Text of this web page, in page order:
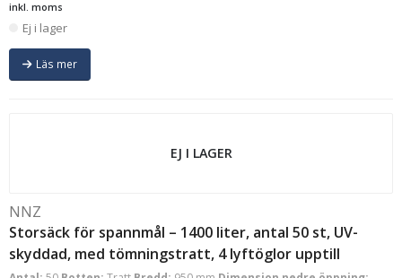
inkl. moms
Ej i lager
Läs mer
EJ I LAGER
NNZ
Storsäck för spannmål – 1400 liter, antal 50 st, UV-
skyddad, med tömningstratt, 4 lyftöglor upptill